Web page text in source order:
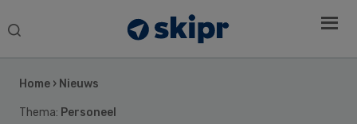
Search
Home › Nieuws
Thema: Personeel
Sidebar